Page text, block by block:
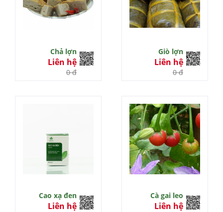
Chả lợn
Liên hệ
0 đ
Giò lợn
Liên hệ
0 đ
Cao xạ đen
Liên hệ
Cà gai leo
Liên hệ